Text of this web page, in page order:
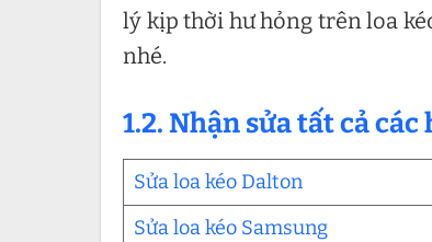
lý kịp thời hư hỏng trên loa
nhé.
1.2. Nhận sửa tất cả
Sửa loa kéo Dalton
Sửa loa kéo Samsung